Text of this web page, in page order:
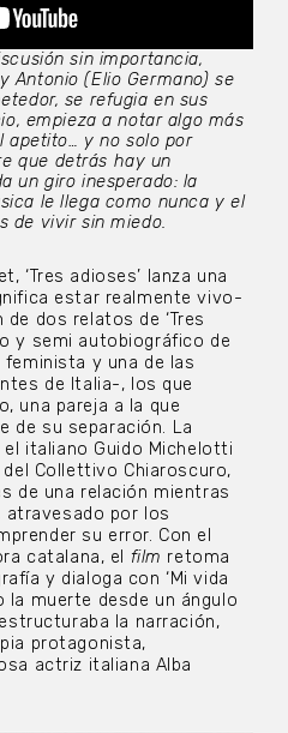
sin importancia,
Antonio (Elio Germano) se
se refugia en sus
empieza a notar algo más
apetito… y no solo por
que detrás hay un
un giro inesperado: la
le llega como nunca y el
de vivir sin miedo.
‘Tres adioses’ lanza una
estar realmente vivo-
dos relatos de ‘Tres
y semi autobiográfico de
y una de las
de Italia-, los que
una pareja a la que
de su separación. La
italiano Guido Michelotti
del Collettivo Chiaroscuro,
de una relación mientras
atravesado por los
su error. Con el
catalana, el film retoma
y dialoga con ‘Mi vida
la muerte desde un ángulo
la narración,
protagonista,
actriz italiana Alba